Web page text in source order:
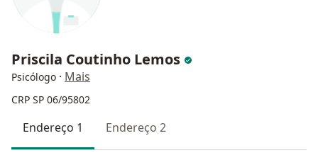
Priscila Coutinho Lemos
Psicólogo · Mais
CRP SP 06/95802
Endereço 1 Endereço 2